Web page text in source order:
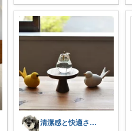
清潔感と快適さを整える大人のインテリア部